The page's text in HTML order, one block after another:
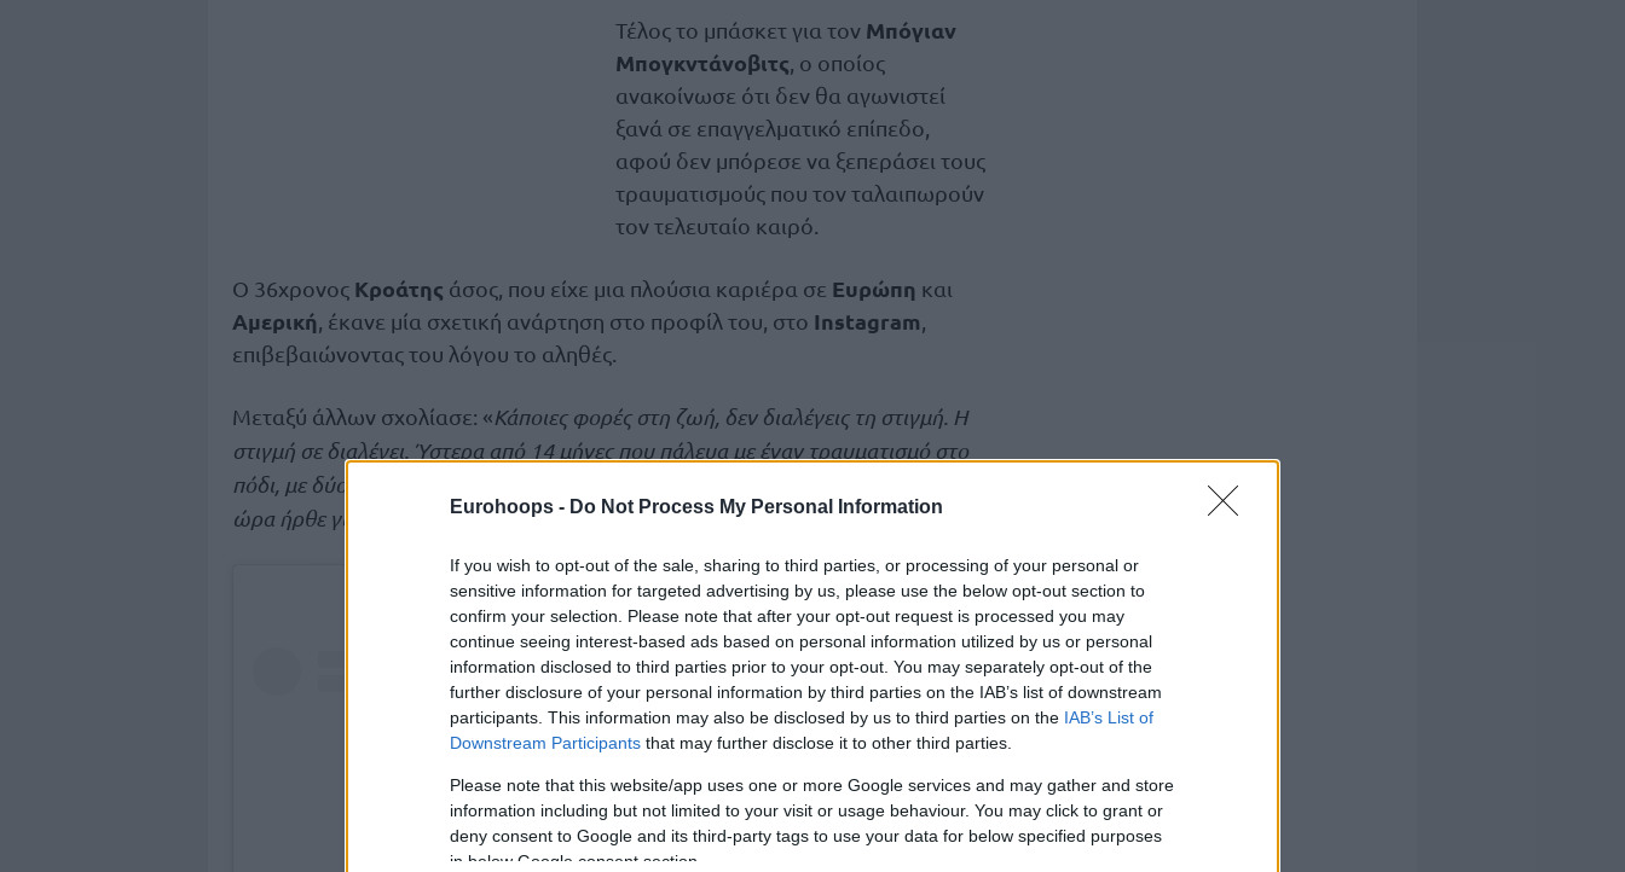
Eurohoops - Do Not Process My Personal Information
If you wish to opt-out of the sale, sharing to third parties, or processing of your personal or
sensitive information for targeted advertising by us, please use the below opt-out section to
confirm your selection. Please note that after your opt-out request is processed you may
continue seeing interest-based ads based on personal information utilized by us or personal
information disclosed to third parties prior to your opt-out. You may separately opt-out of the
further disclosure of your personal information by third parties on the IAB’s list of downstream
participants. This information may also be disclosed by us to third parties on the IAB’s List of
Downstream Participants that may further disclose it to other third parties.
Please note that this website/app uses one or more Google services and may gather and store
information including but not limited to your visit or usage behaviour. You may click to grant or
deny consent to Google and its third-party tags to use your data for below specified purposes
in below Google consent section.
Τέλος το μπάσκετ για τον Μπόγιαν
Μπογκντάνοβιτς , ο οποίος
ανακοίνωσε ότι δεν θα αγωνιστεί
ξανά σε επαγγελματικό επίπεδο,
αφού δεν μπόρεσε να ξεπεράσει τους
τραυματισμούς που τον ταλαιπωρούν
τον τελευταίο καιρό.
Ο 36χρονος Κροάτης άσος, που είχε μια πλούσια καριέρα σε Ευρώπη και
Αμερική , έκανε μία σχετική ανάρτηση στο προφίλ του, στο Instagram
επιβεβαιώνοντας του λόγου το αληθές.
Μεταξύ άλλων σχολίασε: «Κάποιες φορές στη ζωή, δεν διαλέγεις τη στιγμή. Η
στιγμή σε διαλέγει. Ύστερα από 14 μήνες που πάλευα με έναν τραυματισμό στο
πόδι, με δύο εγχειρήσεις και αμέτρητες προσπάθειες να γυρίσω στο παρκέ, η
ώρα ήρθε για να κλείσω ένα κεφάλαιο».